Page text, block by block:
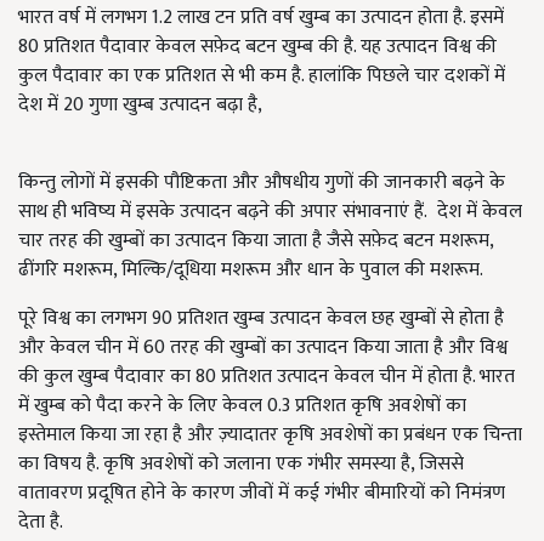
भारत वर्ष में लगभग 1.2 लाख टन प्रति वर्ष खुम्ब का उत्पादन होता है. इसमें
80 प्रतिशत पैदावार केवल सफ़ेद बटन खुम्ब की है. यह उत्पादन विश्व की
कुल पैदावार का एक प्रतिशत से भी कम है. हालांकि पिछले चार दशकों में
देश में 20 गुणा खुम्ब उत्पादन बढ़ा है,
किन्तु लोगों में इसकी पौष्टिकता और औषधीय गुणों की जानकारी बढ़ने के
साथ ही भविष्य में इसके उत्पादन बढ़ने की अपार संभावनाएं हैं. देश में केवल
चार तरह की खुम्बों का उत्पादन किया जाता है जैसे सफ़ेद बटन मशरूम,
ढींगरि मशरूम, मिल्कि/दूधिया मशरूम और धान के पुवाल की मशरूम.
पूरे विश्व का लगभग 90 प्रतिशत खुम्ब उत्पादन केवल छह खुम्बों से होता है
और केवल चीन में 60 तरह की खुम्बों का उत्पादन किया जाता है और विश्व
की कुल खुम्ब पैदावार का 80 प्रतिशत उत्पादन केवल चीन में होता है. भारत
में खुम्ब को पैदा करने के लिए केवल 0.3 प्रतिशत कृषि अवशेषों का
इस्तेमाल किया जा रहा है और ज़्यादातर कृषि अवशेषों का प्रबंधन एक चिन्ता
का विषय है. कृषि अवशेषों को जलाना एक गंभीर समस्या है, जिससे
वातावरण प्रदूषित होने के कारण जीवों में कई गंभीर बीमारियों को निमंत्रण
देता है.